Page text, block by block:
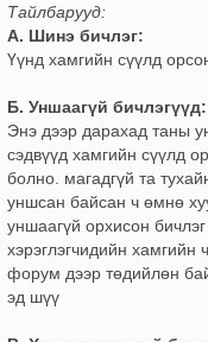
Тайлбарууд:
А. Шинэ бичлэг:
Үүнд хамгийн сүүлд
Б. Уншаагүй бичлэгүүд:
Энэ дээр дарахад таны
сэдвүүд хамгийн сүүлд
болно. магадгүй та
уншсан байсан ч өмнө
уншаагүй орхисон
хэрэглэгчидийн хамгийн
форум дээр төдийлөн
эд шүү